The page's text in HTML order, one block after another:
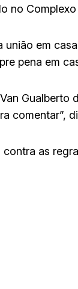
no
em
pena em
Gualberto
comentar”,
as